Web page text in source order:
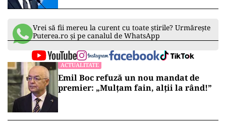
Vrei să fii mereu la curent cu toate știrile? Urmărește
Puterea.ro și pe canalul de WhatsApp
ACTUALITATE
Emil Boc refuză un nou mandat de
premier: „Mulțam fain, alții la rând!”